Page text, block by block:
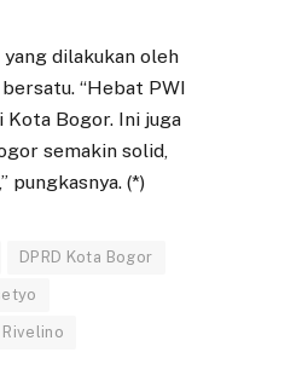
dilakukan oleh
“Hebat PWI
Kota Bogor. Ini juga
semakin solid,
(*)
DPRD Kota Bogor
Rivelino